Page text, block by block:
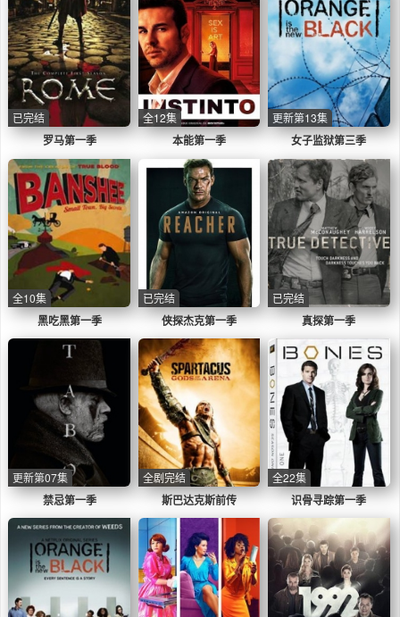
罗马第一季
已完结
本能第一季
全12集
女子监狱第三季
更新第13集
黑吃黑第一季
全10集
侠探杰克第一季
已完结
真探第一季
已完结
禁忌第一季
更新第07集
斯巴达克斯前传
全剧完结
识骨寻踪第一季
全22集